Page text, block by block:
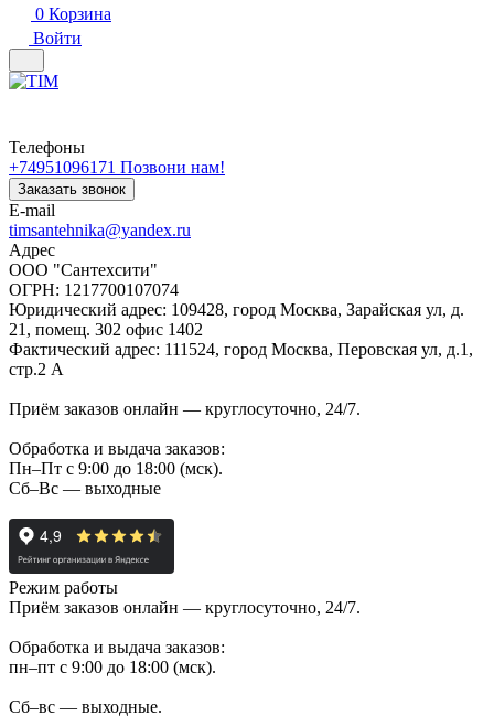
0 Корзина
Войти
Телефоны
+74951096171 Позвони нам!
Заказать звонок
E-mail
timsantehnika@yandex.ru
Адрес
ООО "Сантехсити"
ОГРН: 1217700107074
Юридический адрес: 109428, город Москва, Зарайская ул, д.
21, помещ. 302 офис 1402
Фактический адрес: 111524, город Москва, Перовская ул, д.1,
стр.2 А
Приём заказов онлайн — круглосуточно, 24/7.
Обработка и выдача заказов:
Пн–Пт с 9:00 до 18:00 (мск).
Сб–Вс — выходные
Режим работы
Приём заказов онлайн — круглосуточно, 24/7.
Обработка и выдача заказов:
пн–пт с 9:00 до 18:00 (мск).
Сб–вс — выходные.